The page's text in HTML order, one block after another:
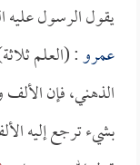
يقول الرسول
عمرو: (العلم
الذهني، فإن الألف
بشيء ترجع إليه